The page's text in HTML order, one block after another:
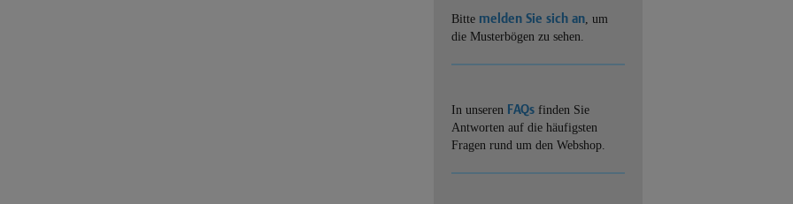
Bitte melden Sie sich an, um
die Musterbögen zu sehen.
In unseren FAQs finden Sie
Antworten auf die häufigsten
Fragen rund um den Webshop.